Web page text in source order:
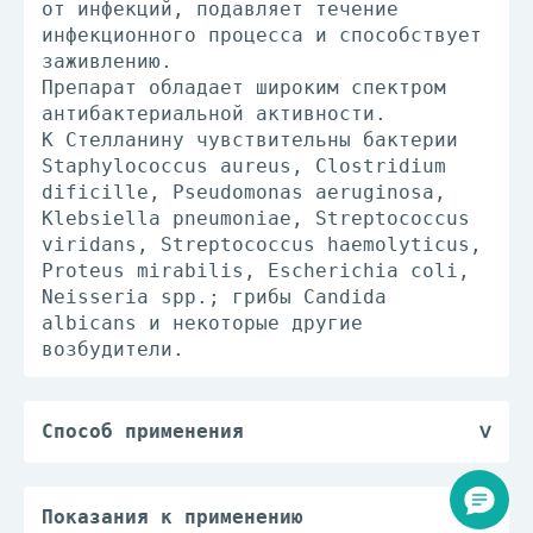
от инфекций, подавляет течение
инфекционного процесса и способствует
заживлению.
Препарат обладает широким спектром
антибактериальной активности.
К Стелланину чувствительны бактерии
Staphylococcus aureus, Clostridium
dificille, Pseudomonas aeruginosa,
Klebsiella pneumoniae, Streptococcus
viridans, Streptococcus haemolyticus,
Proteus mirabilis, Escherichia coli,
Neisseria spp.; грибы Candida
albicans и некоторые другие
возбудители.
Способ применения
поверхность кожи так, чтобы участок
кожи был покрыт препаратом полностью.
Показания к применению